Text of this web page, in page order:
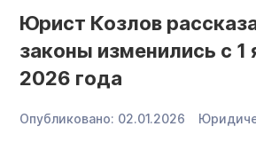
Юрист Козлов
законы изменились с 1
2026 года
Опубликовано: 02.01.2026